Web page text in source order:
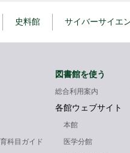
史料館 サイバーサイエ
科目ガイド
図書館を使う
総合利用案内
各館ウェブサイト
本館
医学分館